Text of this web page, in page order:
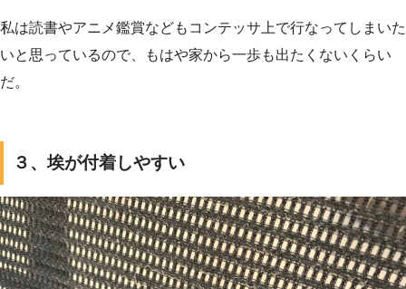
私は読書やアニメ鑑賞などもコンテッサ上で行なってしまいた
いと思っているので、もはや家から一歩も出たくないくらい
だ。
３、埃が付着しやすい